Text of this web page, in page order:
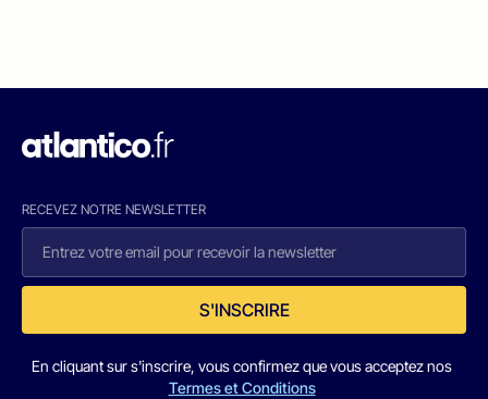
RECEVEZ NOTRE NEWSLETTER
S'INSCRIRE
En cliquant sur s'inscrire, vous confirmez que vous acceptez nos
Termes et Conditions